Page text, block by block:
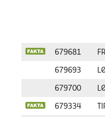
679681
679693
679700
679334